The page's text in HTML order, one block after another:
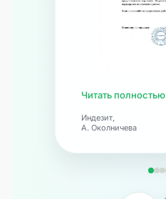
Читать полностью
Индезит,
А. Околничева